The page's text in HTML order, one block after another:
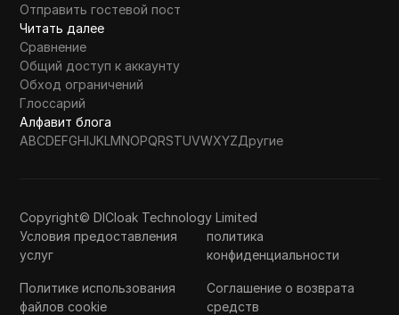
Отправить гостевой пост
Читать далее
Сравнение
Общий доступ к аккаунту
Обход ограничений
Глоссарий
Алфавит блога
ABCDEFGHIJKLMNOPQRSTUVWXYZДругие
Copyright© DICloak Technology Limited
Условия предоставления
услуг
политика
конфиденциальности
Политике использования
файлов cookie
Соглашение о возврата
средств